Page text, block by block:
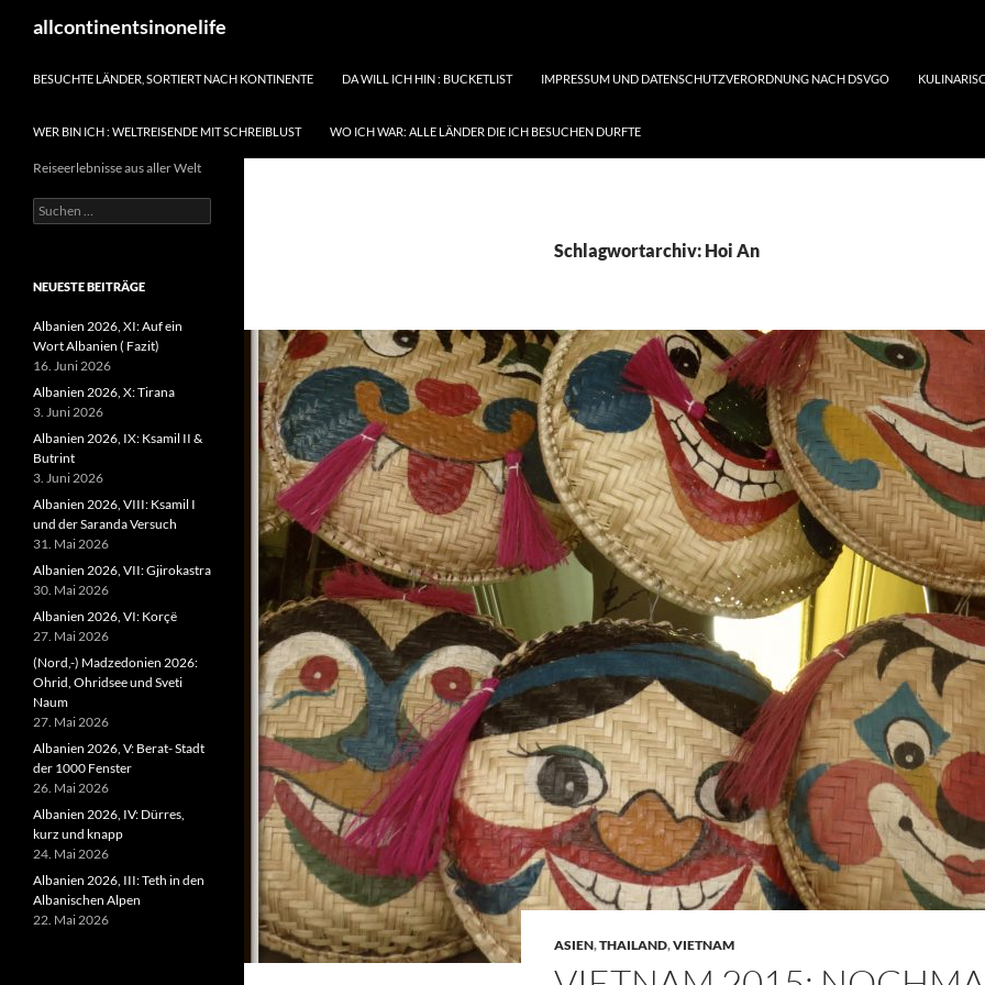
Inhaltallcontinentsinonelife
BESUCHTE LÄNDER, SORTIERT NACH KONTINENTE DA WILL ICH HIN : BUCKETLIST IMPRESSUM UND DATENSCHUTZVERORDNUNG NACH DSVGO
WER BIN ICH : WELTREISENDE MIT SCHREIBLUST WO ICH WAR: ALLE LÄNDER DIE ICH BESUCHEN DURFTE
Schlagwortarchiv: Hoi An
ASIEN,THAILAND,VIETNAM
Reiseerlebnisse aus aller Welt
Suchen
nach:
NEUESTE BEITRÄGE
Albanien 2026, XI: Auf ein
Wort Albanien ( Fazit)
16. Juni 2026
Albanien 2026, X: Tirana
3. Juni 2026
Albanien 2026, IX: Ksamil II &
Butrint
3. Juni 2026
Albanien 2026, VIII: Ksamil I
und der Saranda Versuch
31. Mai 2026
Albanien 2026, VII: Gjirokastra
30. Mai 2026
Albanien 2026, VI: Korçë
27. Mai 2026
(Nord,-) Madzedonien 2026:
Ohrid, Ohridsee und Sveti
Naum
27. Mai 2026
Albanien 2026, V: Berat- Stadt
der 1000 Fenster
26. Mai 2026
Albanien 2026, IV: Dürres,
kurz und knapp
24. Mai 2026
Albanien 2026, III: Teth in den
Albanischen Alpen
22. Mai 2026